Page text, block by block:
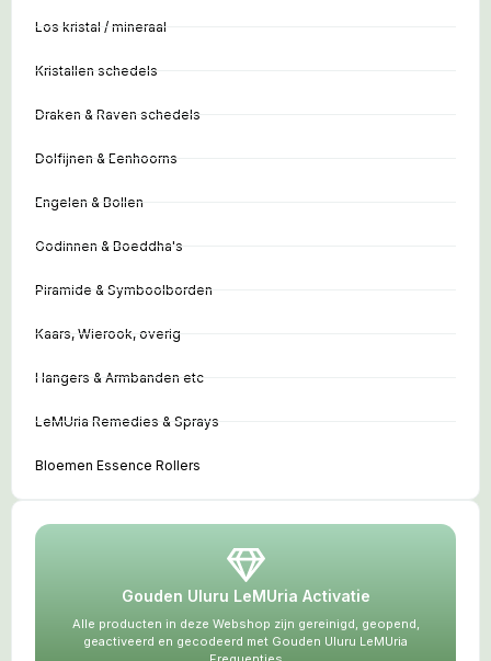
Los kristal / mineraal
Kristallen schedels
Draken & Raven schedels
Dolfijnen & Eenhoorns
Engelen & Bollen
Godinnen & Boeddha's
Piramide & Symboolborden
Kaars, Wierook, overig
Hangers & Armbanden etc
LeMUria Remedies & Sprays
Bloemen Essence Rollers
Gouden Uluru LeMUria Activatie
Alle producten in deze Webshop zijn gereinigd, geopend,
geactiveerd en gecodeerd met Gouden Uluru LeMUria